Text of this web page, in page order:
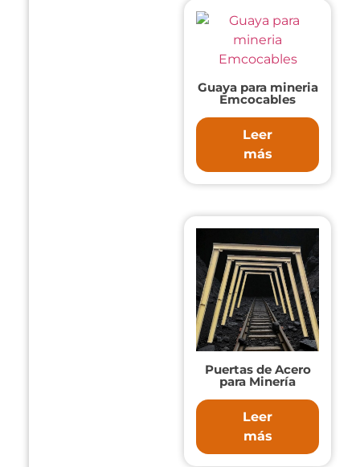
Guaya para mineria
Emcocables
Leer
más
Puertas de Acero
para Minería
Leer
más